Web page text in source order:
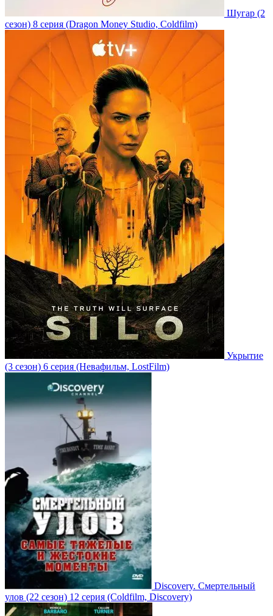
Шугар (2
сезон) 8 серия (Dragon Money Studio, Coldfilm)
Укрытие
(3 сезон) 6 серия (Невафильм, LostFilm)
Discovery. Смертельный
улов (22 сезон) 12 серия (Coldfilm, Discovery)